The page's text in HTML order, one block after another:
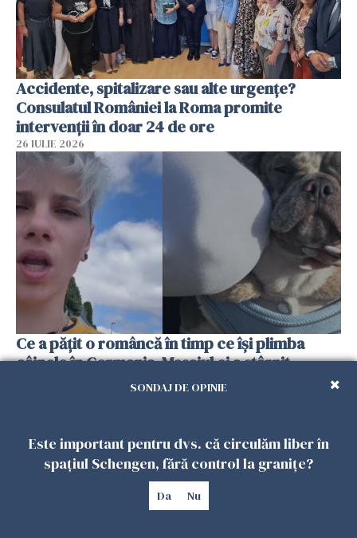
Accidente, spitalizare sau alte urgențe?
Consulatul României la Roma promite
intervenții în doar 24 de ore
26 IULIE 2026
Ce a pățit o româncă în timp ce își plimba
câinele în Germania. Mesajul ei a stârnit
dezbateri aprinseSONDAJ DE OPINIE
Este important pentru dvs. că circulăm liber în
spațiul Schengen, fără control la granițe?
Da Nu